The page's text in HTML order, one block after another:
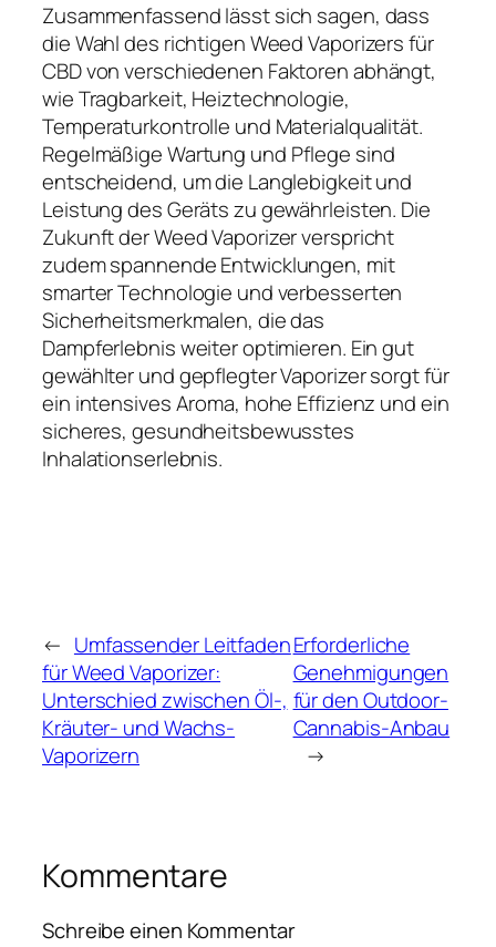
Zusammenfassend lässt sich sagen, dass
die Wahl des richtigen Weed Vaporizers für
CBD von verschiedenen Faktoren abhängt,
wie Tragbarkeit, Heiztechnologie,
Temperaturkontrolle und Materialqualität.
Regelmäßige Wartung und Pflege sind
entscheidend, um die Langlebigkeit und
Leistung des Geräts zu gewährleisten. Die
Zukunft der Weed Vaporizer verspricht
zudem spannende Entwicklungen, mit
smarter Technologie und verbesserten
Sicherheitsmerkmalen, die das
Dampferlebnis weiter optimieren. Ein gut
gewählter und gepflegter Vaporizer sorgt für
ein intensives Aroma, hohe Effizienz und ein
sicheres, gesundheitsbewusstes
Inhalationserlebnis.
← Umfassender Leitfaden
für Weed Vaporizer:
Unterschied zwischen Öl-,
Kräuter- und Wachs-
Vaporizern
Erforderliche
Genehmigungen
für den Outdoor-
Cannabis-Anbau
→
Kommentare
Schreibe einen Kommentar